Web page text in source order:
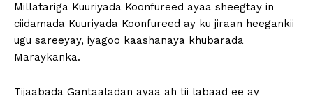
Millatariga Kuuriyada Koonfureed ayaa sheegtay in
ciidamada Kuuriyada Koonfureed ay ku jiraan heegankii
ugu sareeyay, iyagoo kaashanaya khubarada
Maraykanka.
Tijaabada Gantaaladan ayaa ah tii labaad ee ay